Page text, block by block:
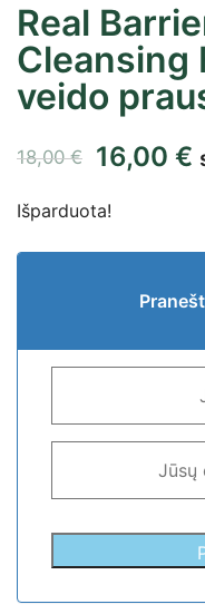
Real
Cleansing
veido
18,00€ 16,00 €
Išparduota!